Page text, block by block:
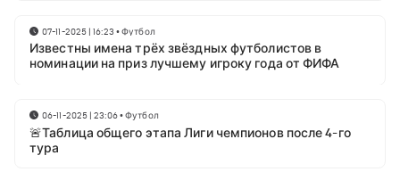
07-11-2025 | 16:23 •Футбол
Известны имена трёх звёздных футболистов в
номинации на приз лучшему игроку года от ФИФА
06-11-2025 | 23:06•Футбол
🚨Таблица общего этапа Лиги чемпионов после 4-го
тура